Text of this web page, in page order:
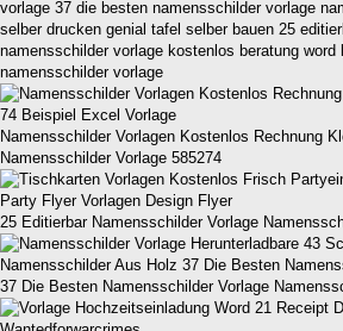
vorlage 37 die besten namensschilder vorlage
selber drucken genial tafel selber bauen 25
namensschilder vorlage kostenlos beratung word
namensschilder vorlage
Namensschilder Vorlagen Kostenlos Rechnung
Namensschilder Vorlage 585274
25 Editierbar Namensschilder Vorlage
37 Die Besten Namensschilder Vorlage